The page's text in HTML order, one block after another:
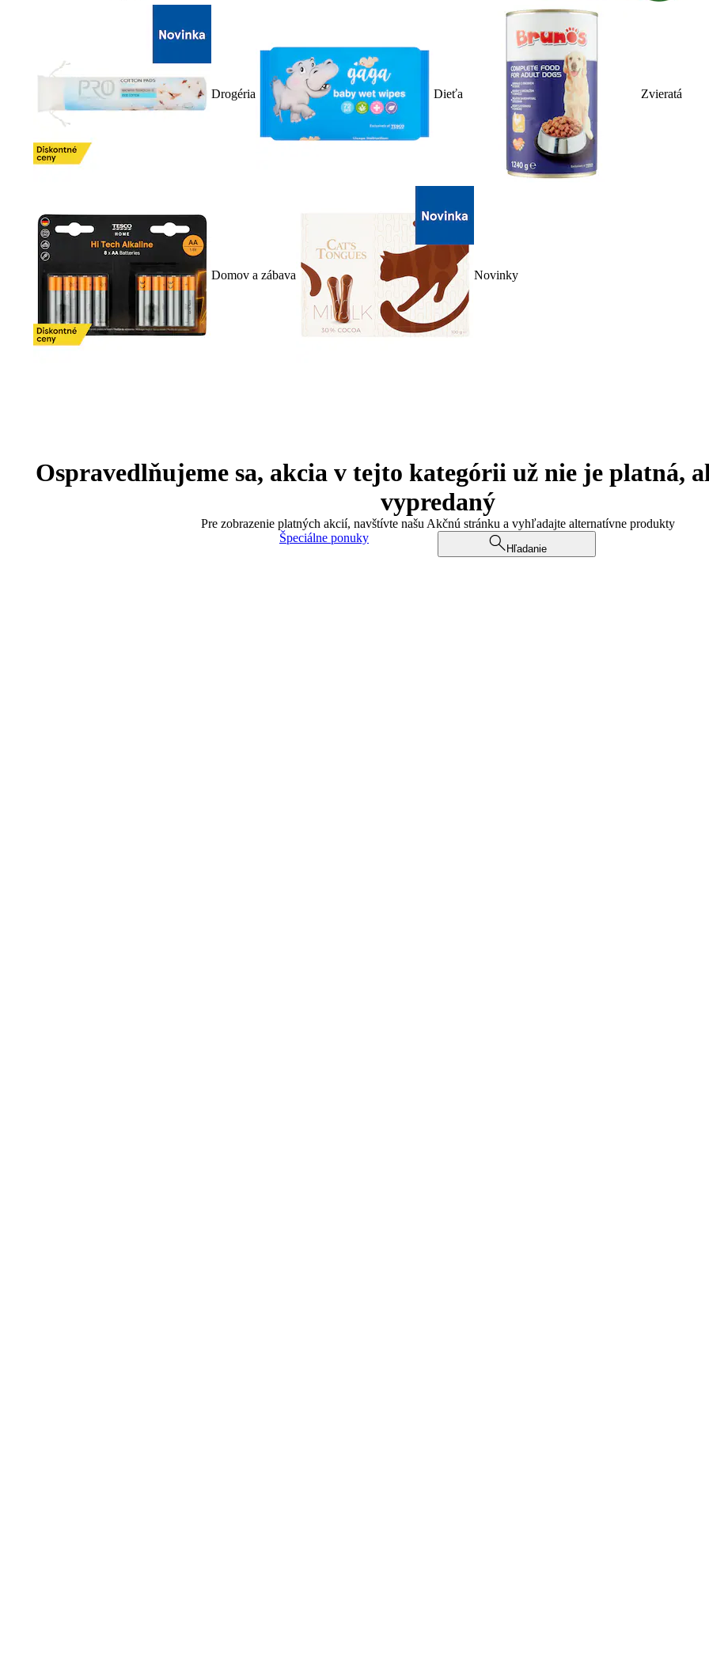
Drogéria Dieťa Zvieratá
Domov a zábava Novinky
Ospravedlňujeme sa, akcia v tejto kategórii už nie je platná,
vypredaný
Pre zobrazenie platných akcií, navštívte našu Akčnú stránku a vyhľadajte alternatívne produkty
Špeciálne ponuky
Hľadanie